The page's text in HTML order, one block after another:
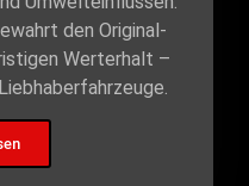
den Original-
Werterhalt –